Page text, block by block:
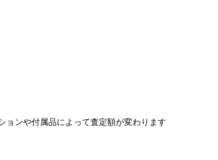
ョンや付属品によって査定額が変わります